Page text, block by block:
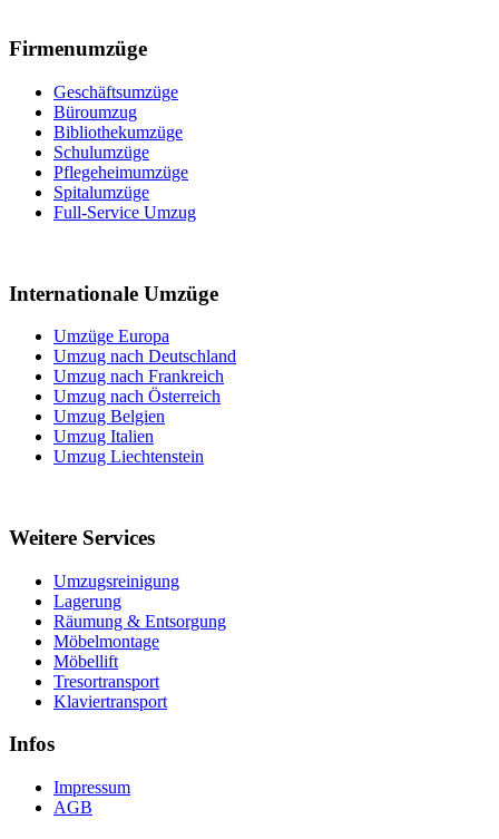
Firmenumzüge
Geschäftsumzüge
Büroumzug
Bibliothekumzüge
Schulumzüge
Pflegeheimumzüge
Spitalumzüge
Full-Service Umzug
Internationale Umzüge
Umzüge Europa
Umzug nach Deutschland
Umzug nach Frankreich
Umzug nach Österreich
Umzug Belgien
Umzug Italien
Umzug Liechtenstein
Weitere Services
Umzugsreinigung
Lagerung
Räumung & Entsorgung
Möbelmontage
Möbellift
Tresortransport
Klaviertransport
Infos
Impressum
AGB